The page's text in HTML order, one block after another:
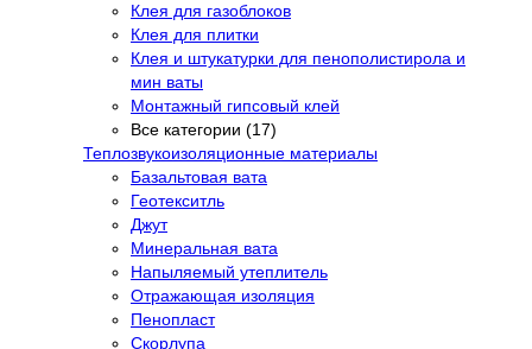
Клея для газоблоков
Клея для плитки
Клея и штукатурки для пенополистирола и
мин ваты
Монтажный гипсовый клей
Все категории (17)
Теплозвукоизоляционные материалы
Базальтовая вата
Геотекситль
Джут
Минеральная вата
Напыляемый утеплитель
Отражающая изоляция
Пенопласт
Скорлупа